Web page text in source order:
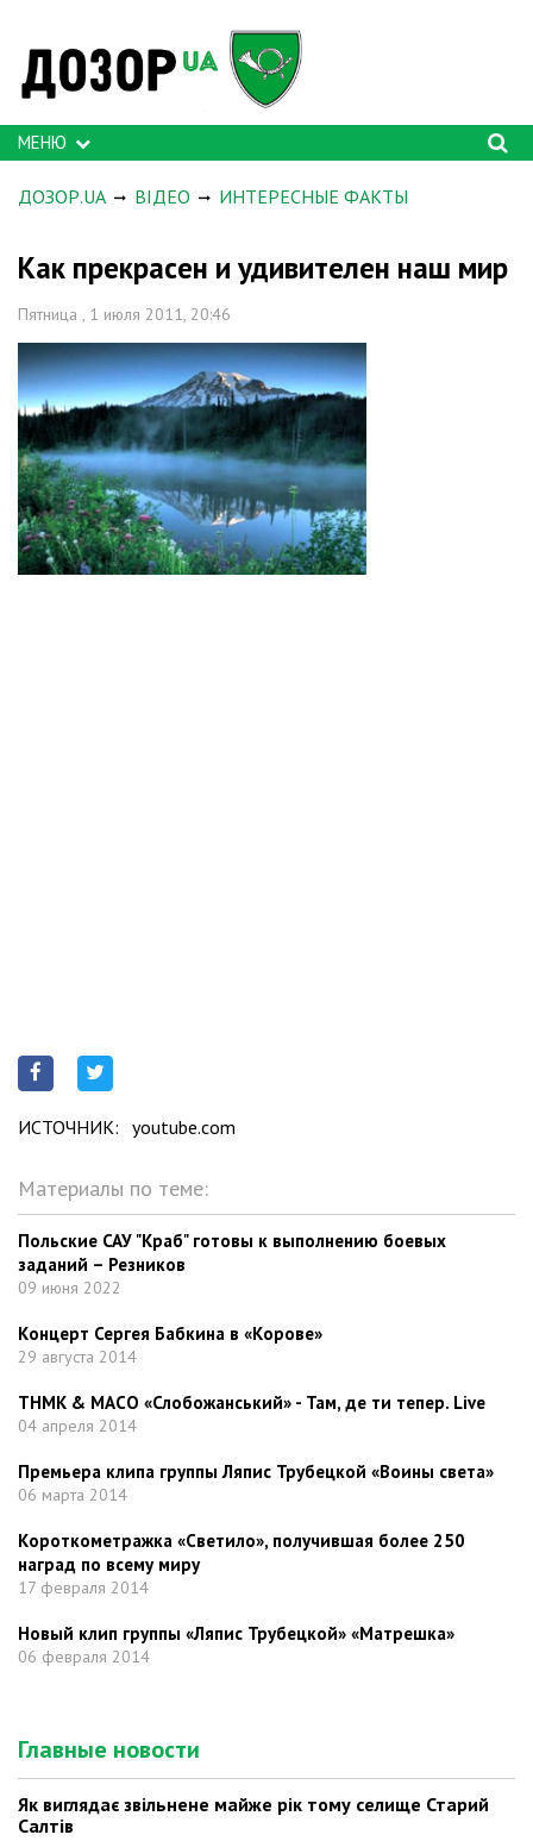
МЕНЮ
ДОЗОР.UA ВІДЕО ИНТЕРЕСНЫЕ ФАКТЫ
Как прекрасен и удивителен наш мир
Пятница , 1 июля 2011, 20:46
ИСТОЧНИК: youtube.com
Материалы по теме:
Польские САУ "Краб" готовы к выполнению боевых
заданий – Резников
09 июня 2022
Концерт Сергея Бабкина в «Корове»
29 августа 2014
ТНМК & МАСО «Слобожанський» - Там, де ти тепер. Live
04 апреля 2014
Премьера клипа группы Ляпис Трубецкой «Воины света»
06 марта 2014
Короткометражка «Светило», получившая более 250
наград по всему миру
17 февраля 2014
Новый клип группы «Ляпис Трубецкой» «Матрешка»
06 февраля 2014
Главные новости
Як виглядає звільнене майже рік тому селище Старий
Салтів